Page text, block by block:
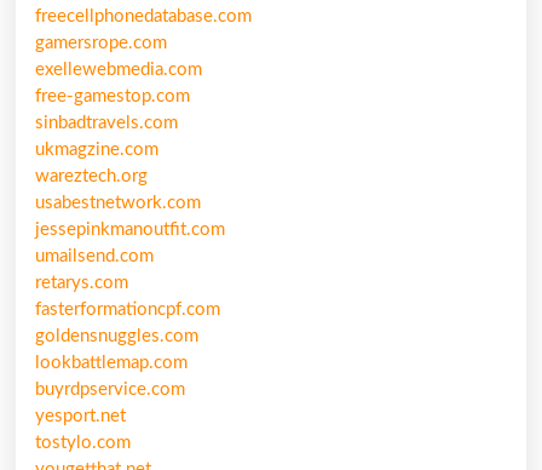
freecellphonedatabase.com
gamersrope.com
exellewebmedia.com
free-gamestop.com
sinbadtravels.com
ukmagzine.com
wareztech.org
usabestnetwork.com
jessepinkmanoutfit.com
umailsend.com
retarys.com
fasterformationcpf.com
goldensnuggles.com
lookbattlemap.com
buyrdpservice.com
yesport.net
tostylo.com